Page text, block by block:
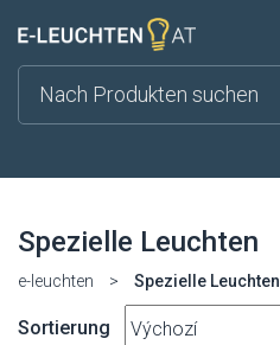
Spezielle Leuchten
e-leuchten > Spezielle Leuchten
Sortierung